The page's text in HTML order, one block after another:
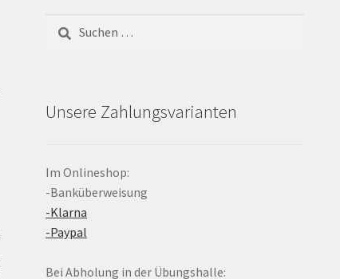
nach:
Unsere Zahlungsvarianten
Im Onlineshop:
-Banküberweisung
-Klarna
-Paypal
Bei Abholung in der Übungshalle: